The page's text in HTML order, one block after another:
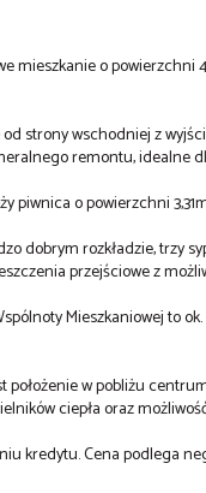
mieszkanie o
strony wschodniej z
remontu, idealne
piwnica o powierzchni
dobrym rozkładzie, trzy
przejściowe z
Mieszkaniowej to
położenie w pobliżu
ciepła oraz
kredytu. Cena podlega